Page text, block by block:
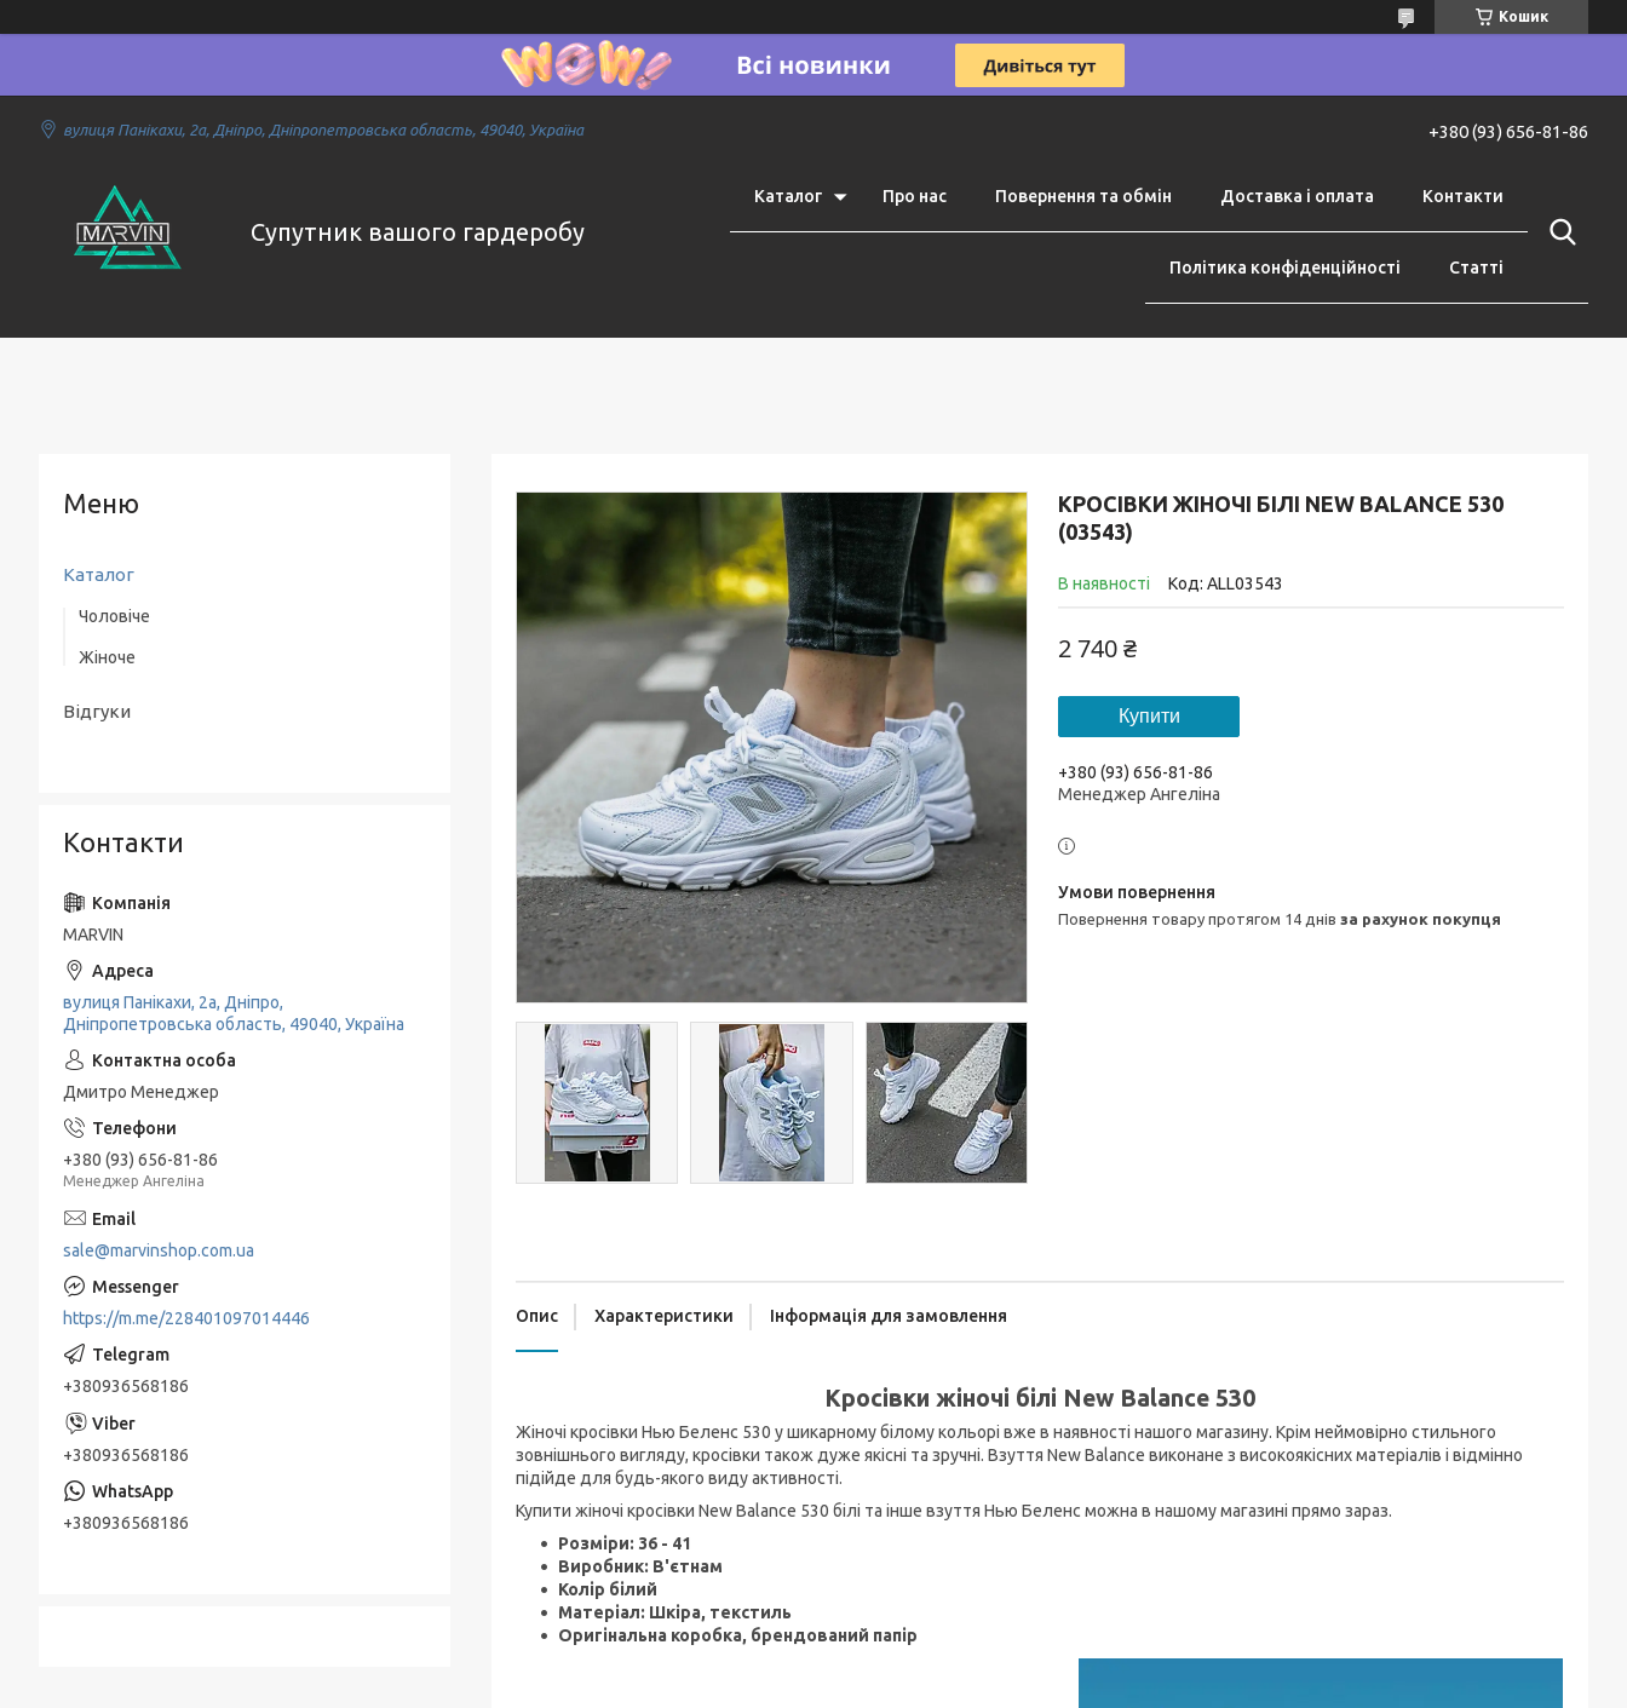
Кошик
вулиця Панікахи, 2а, Дніпро, Дніпропетровська область, 49040, Україна +380 (93) 656-81-86
Супутник вашого гардеробу
Каталог Про нас Повернення та обмін Доставка і оплата Контакти
Політика конфіденційності Статті
КРОСІВКИ ЖІНОЧІ БІЛІ NEW BALANCE 530
(03543)
В наявності Код: ALL03543
2 740 ₴
Купити
+380 (93) 656-81-86
Менеджер Ангеліна
повернення товару протягом 14 днів за рахунок покупця
Опис Характеристики Інформація для замовлення
Кросівки жіночі білі New Balance 530
Жіночі кросівки Нью Беленс 530 у шикарному білому кольорі вже в наявності нашого магазину. Крім неймовірно стильного
зовнішнього вигляду, кросівки також дуже якісні та зручні. Взуття New Balance виконане з високоякісних матеріалів і відмінно
підійде для будь-якого виду активності.
Купити жіночі кросівки New Balance 530 білі та інше взуття Нью Беленс можна в нашому магазині прямо зараз.
Розміри: 36 - 41
Виробник: В'єтнам
Колір білий
Матеріал: Шкіра, текстиль
Оригінальна коробка, брендований папір
Каталог
Чоловіче
Верхній одяг
Жіноче
Відгуки
Контакти
MARVIN
вулиця Панікахи, 2а, Дніпро,
Дніпропетровська область, 49040, Україна
Дмитро Менеджер
+380 (93) 656-81-86
Менеджер Ангеліна
sale@marvinshop.com.ua
https://m.me/228401097014446
+380936568186
+380936568186
+380936568186